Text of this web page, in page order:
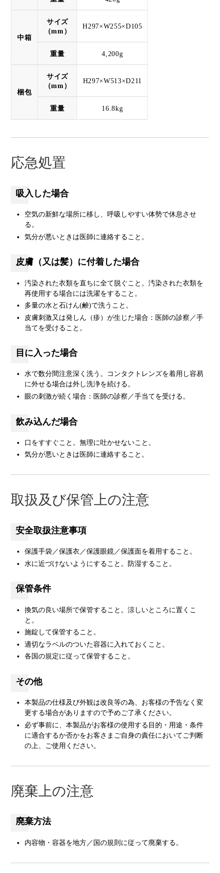
中箱
サイズ
（mm）
H297×W255×D105
重量 4,200g
梱包
サイズ
（mm）
H297×W513×D211
重量 16.8kg
応急処置
吸入した場合
空気の新鮮な場所に移し、呼吸しやすい体勢で休息させ
る。
気分が悪いときは医師に連絡すること。
皮膚（又は髪）に付着した場合
汚染された衣類を直ちに全て脱ぐこと。汚染された衣類を
再使用する場合には洗濯をすること。
多量の水と石けん(鹸)で洗うこと。
皮膚刺激又は発しん（疹）が生じた場合：医師の診察／手
当てを受けること。
目に入った場合
水で数分間注意深く洗う。コンタクトレンズを着用し容易
に外せる場合は外し洗浄を続ける。
眼の刺激が続く場合：医師の診察／手当てを受ける。
飲み込んだ場合
口をすすぐこと。無理に吐かせないこと。
気分が悪いときは医師に連絡すること。
取扱及び保管上の注意
安全取扱注意事項
保護手袋／保護衣／保護眼鏡／保護面を着用すること。
水に近づけないようにすること。防湿すること。
保管条件
換気の良い場所で保管すること。涼しいところに置くこ
と。
施錠して保管すること。
適切なラベルのついた容器に入れておくこと。
各国の規定に従って保管すること。
その他
本製品の仕様及び外観は改良等の為、お客様の予告なく変
更する場合がありますので予めご了承ください。
必ず事前に、本製品がお客様の使用する目的・用途・条件
に適合するか否かをお客さまご自身の責任においてご判断
の上、ご使用ください。
廃棄上の注意
廃棄方法
内容物・容器を地方／国の規則に従って廃棄する。